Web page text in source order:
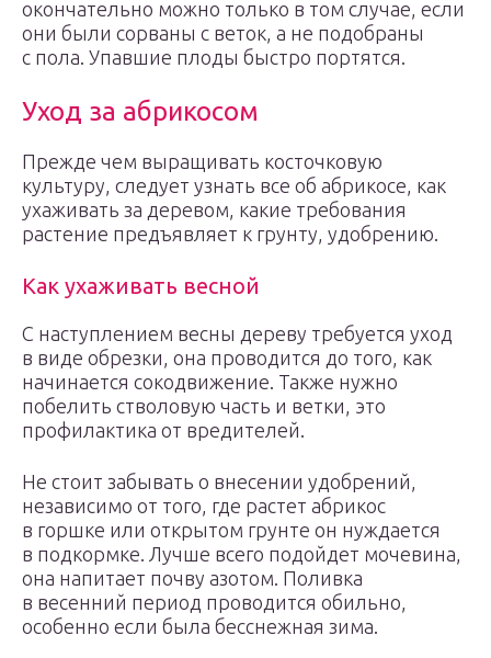
окончательно можно только в том случае, если
они были сорваны с веток, а не подобраны
с пола. Упавшие плоды быстро портятся.
Уход за абрикосом
Прежде чем выращивать косточковую
культуру, следует узнать все об абрикосе, как
ухаживать за деревом, какие требования
растение предъявляет к грунту, удобрению.
Как ухаживать весной
С наступлением весны дереву требуется уход
в виде обрезки, она проводится до того, как
начинается сокодвижение. Также нужно
побелить стволовую часть и ветки, это
профилактика от вредителей.
Не стоит забывать о внесении удобрений,
независимо от того, где растет абрикос
в горшке или открытом грунте он нуждается
в подкормке. Лучше всего подойдет мочевина,
она напитает почву азотом. Поливка
в весенний период проводится обильно,
особенно если была бесснежная зима.